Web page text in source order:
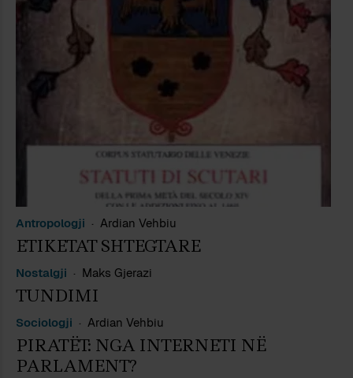
Antropologji Ardian Vehbiu
ETIKETAT SHTEGTARE
Nostalgji Maks Gjerazi
TUNDIMI
Sociologji Ardian Vehbiu
PIRATËT: NGA INTERNETI NË
PARLAMENT?